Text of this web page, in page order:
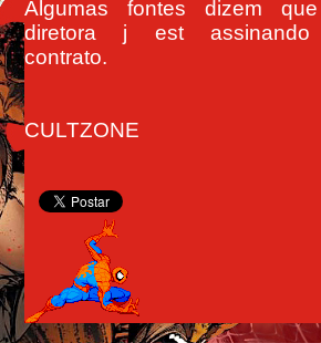
Algumas fontes dizem
diretora j est
contrato.
CULTZONE